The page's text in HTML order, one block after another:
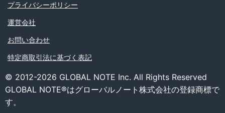
プライバシーポリシー
運営会社
お問い合わせ
特定商取引法に基づく表記
© 2012-2026 GLOBAL NOTE Inc. All Rights Reserved
GLOBAL NOTE®はグローバルノート株式会社の登録商標で
す。